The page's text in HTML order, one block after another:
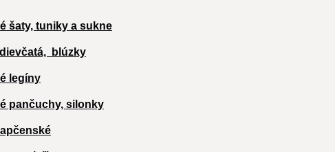
šaty, tuniky a sukne
blúzky
legíny
pančuchy, silonky